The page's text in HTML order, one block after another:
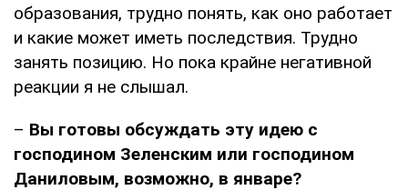
образования, трудно понять, как оно работает
и какие может иметь последствия. Трудно
занять позицию. Но пока крайне негативной
реакции я не слышал.
– Вы готовы обсуждать эту идею с
господином Зеленским или господином
Даниловым, возможно, в январе?